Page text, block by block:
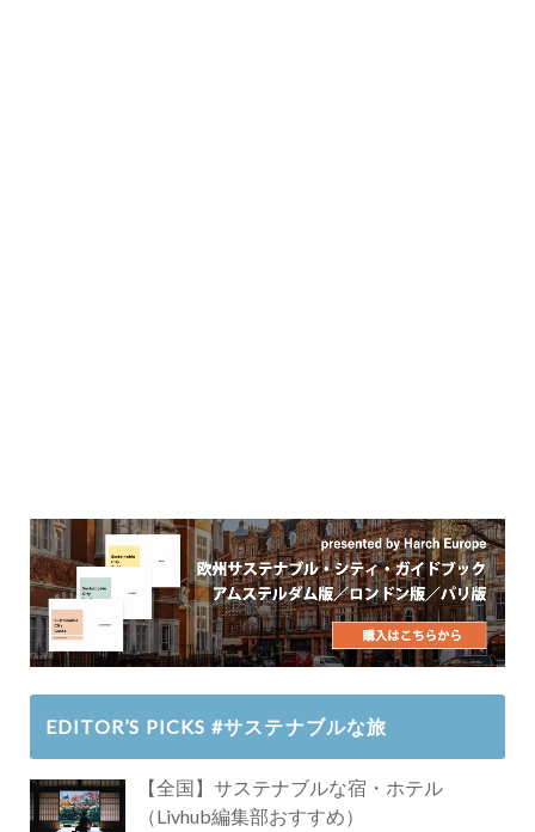
EDITOR’S PICKS #サステナブルな旅
【全国】サステナブルな宿・ホテル
（Livhub編集部おすすめ）